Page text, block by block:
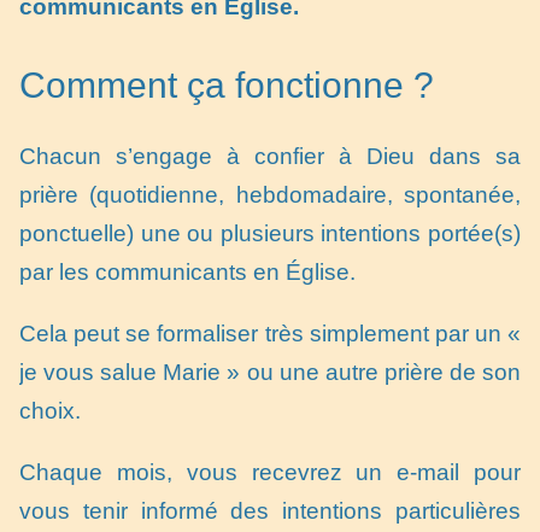
communicants en Église.
Comment ça fonctionne ?
Chacun s’engage à confier à Dieu dans sa
prière (quotidienne, hebdomadaire, spontanée,
ponctuelle) une ou plusieurs intentions portée(s)
par les communicants en Église.
Cela peut se formaliser très simplement par un «
je vous salue Marie » ou une autre prière de son
choix.
Chaque mois, vous recevrez un e-mail pour
vous tenir informé des intentions particulières